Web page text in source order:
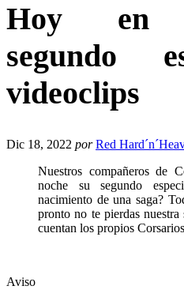
Hoy en
segundo
videoclips
Dic 18, 2022 por Red
Nuestros compañeros de
noche su segundo
nacimiento de una saga?
pronto no te pierdas
cuentan los propios
Aviso